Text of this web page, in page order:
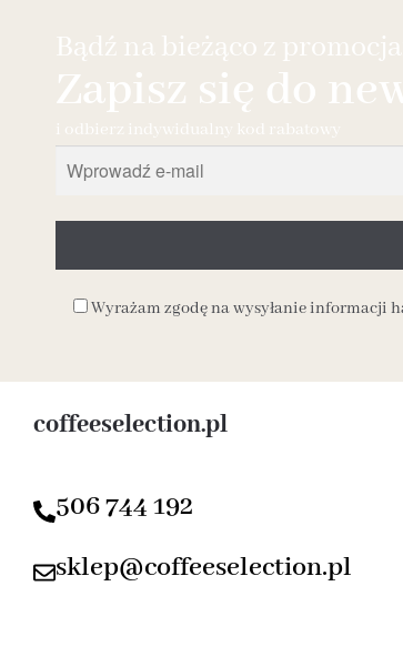
Bądź na bieżąco z
Zapisz się do
i odbierz indywidualny kod rabatowy
Wyrażam zgodę na wysyłanie informacji
coffeeselection.pl
506 744 192
sklep@coffeeselection.pl